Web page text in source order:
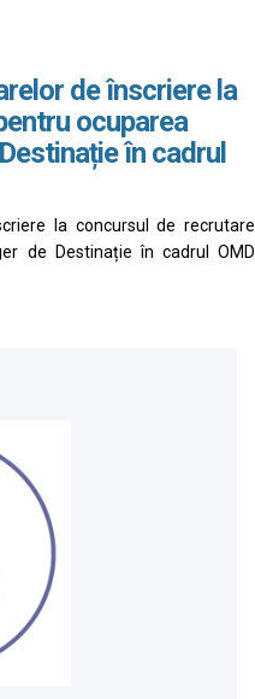
de înscriere la
ocuparea
în cadrul
la concursul de recrutare
de Destinație în cadrul OMD